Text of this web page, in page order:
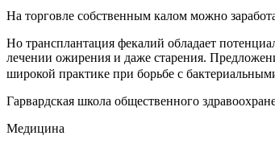
На торговле собственным калом можно
Но трансплантация фекалий обладает
лечении ожирения и даже старения.
широкой практике при борьбе с
Гарвардская школа общественного
Медицина